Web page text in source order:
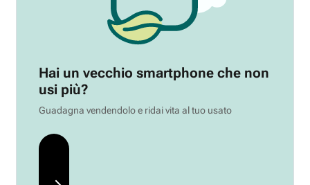
Hai un vecchio smartphone che non
usi più?
Guadagna vendendolo e ridai vita al tuo usato